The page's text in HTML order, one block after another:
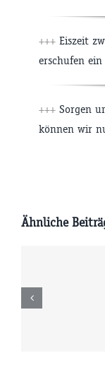
+++ Eiszeit
erschufen ein
+++ Sorgen
können wir
Ähnliche